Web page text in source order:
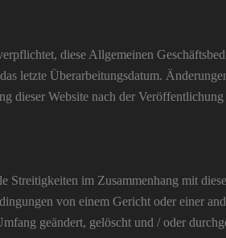
diese Allgemeinen
letzte Überarbeitungsdatum.
dieser Website nach der
im Zusammenhang mit
von einem Gericht oder einer
geändert, gelöscht und / oder